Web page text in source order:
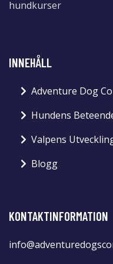
hundkurser
INNEHÅLL
Adventure Dog
Hundens
Valpens
Blogg
KONTAKTINFORMATION